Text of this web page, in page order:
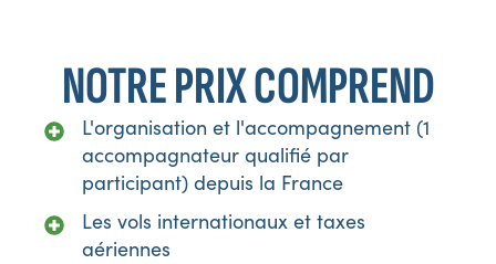
NOTRE PRIX COMPREND
L'organisation et l'accompagnement (1
accompagnateur qualifié par
participant) depuis la France
Les vols internationaux et taxes
aériennes